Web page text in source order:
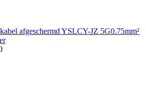
afgeschermd YSLCY-JZ 5G0.75mm²